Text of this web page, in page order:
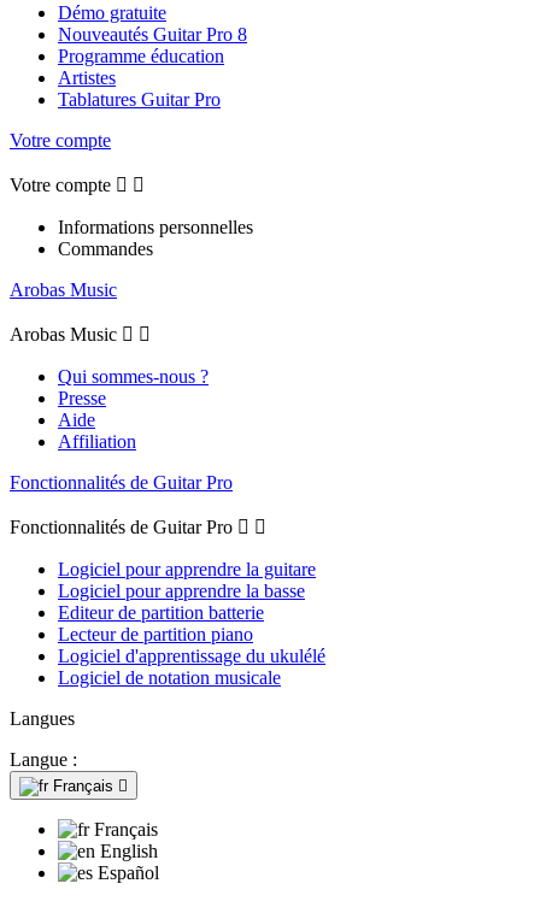
Démo gratuite
Nouveautés Guitar Pro 8
Programme éducation
Artistes
Tablatures Guitar Pro
Votre compte
Votre compte  
Informations personnelles
Commandes
Arobas Music
Arobas Music  
Qui sommes-nous ?
Presse
Aide
Affiliation
Fonctionnalités de Guitar Pro
Fonctionnalités de Guitar Pro  
Logiciel pour apprendre la guitare
Logiciel pour apprendre la basse
Editeur de partition batterie
Lecteur de partition piano
Logiciel d'apprentissage du ukulélé
Logiciel de notation musicale
Langues
Langue :
Français 
Français
English
Español